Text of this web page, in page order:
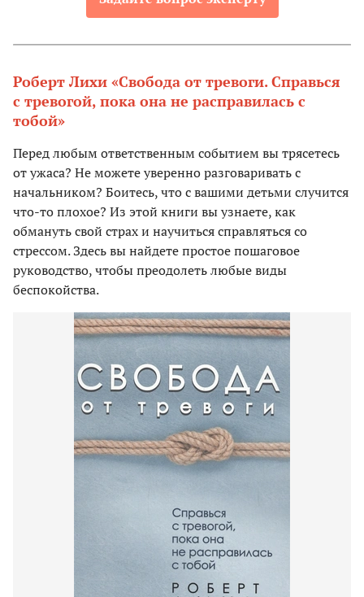
Роберт Лихи «Свобода от тревоги. Справься
с тревогой, пока она не расправилась с
тобой»
Перед любым ответственным событием вы трясетесь
от ужаса? Не можете уверенно разговаривать с
начальником? Боитесь, что с вашими детьми случится
что-то плохое? Из этой книги вы узнаете, как
обмануть свой страх и научиться справляться со
стрессом. Здесь вы найдете простое пошаговое
руководство, чтобы преодолеть любые виды
беспокойства.